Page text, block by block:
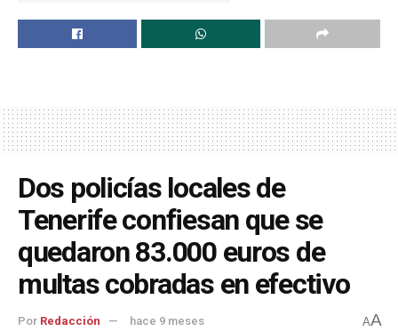
Dos policías locales de
Tenerife confiesan que se
quedaron 83.000 euros de
multas cobradas en efectivo
Por Redacción hace 9 meses AA